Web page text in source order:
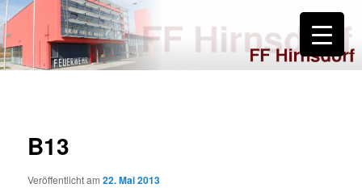
Zum
primären
Inhalt
springenFF Hirnsdorf
B13
Veröffentlicht am22. Mai 2013